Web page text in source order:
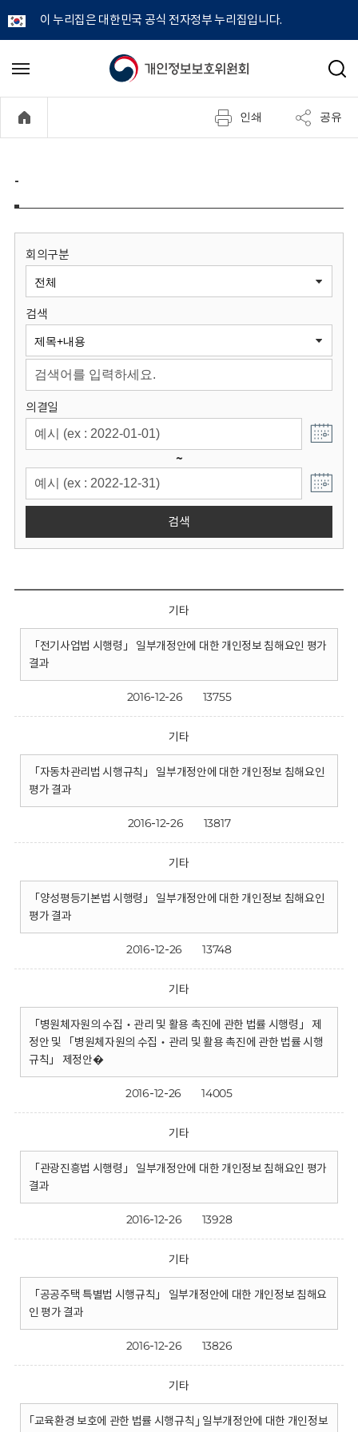
이 누리집은 대한민국 공식 전자정부 누리집입니다.
개
정
보
원
회
메
기
검
인쇄 공유
-
회의구분
검색
의결일
~
검색
기타
「전기사업법 시행령」 일부개정안에 대한 개인정보 침해요인 평가
결과
2016-12-26 13755
기타
「자동차관리법 시행규칙」 일부개정안에 대한 개인정보 침해요인
평가 결과
2016-12-26 13817
기타
「양성평등기본법 시행령」 일부개정안에 대한 개인정보 침해요인
평가 결과
2016-12-26 13748
기타
「병원체자원의 수집‧관리 및 활용 촉진에 관한 법률 시행령」 제
정안 및 「병원체자원의 수집‧관리 및 활용 촉진에 관한 법률 시행
규칙」 제정안�
2016-12-26 14005
기타
「관광진흥법 시행령」 일부개정안에 대한 개인정보 침해요인 평가
결과
2016-12-26 13928
기타
「공공주택 특별법 시행규칙」 일부개정안에 대한 개인정보 침해요
인 평가 결과
2016-12-26 13826
기타
｢교육환경 보호에 관한 법률 시행규칙｣ 일부개정안에 대한 개인정보